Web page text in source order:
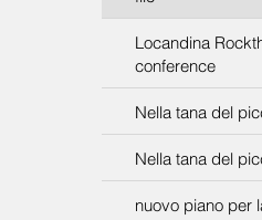
Locandina
conference
Nella tana del
Nella tana del
nuovo piano per